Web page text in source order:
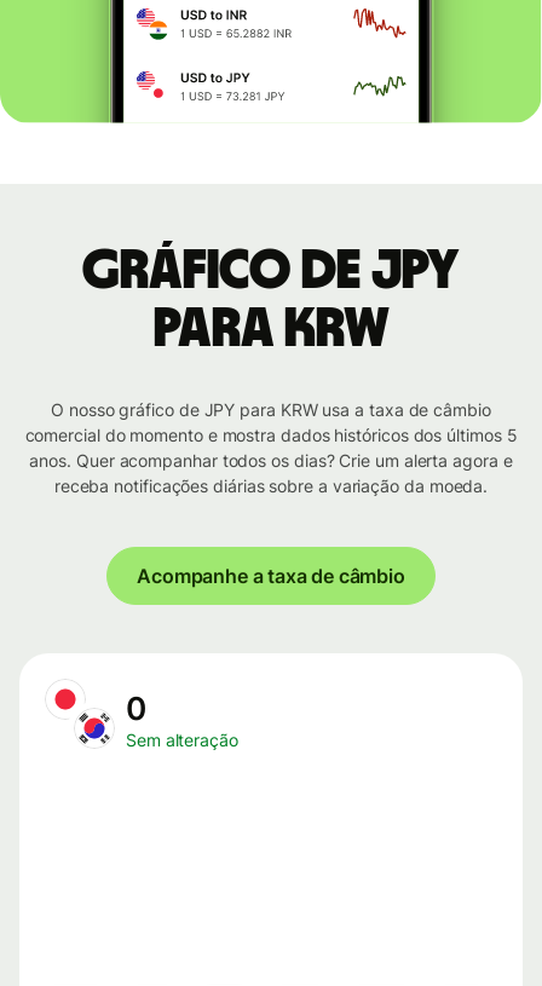
Gráfico de JPY
para KRW
O nosso gráfico de JPY para KRW usa a taxa de câmbio
comercial do momento e mostra dados históricos dos últimos 5
anos. Quer acompanhar todos os dias? Crie um alerta agora e
receba notificações diárias sobre a variação da moeda.
Acompanhe a taxa de câmbio
0
Sem alteração